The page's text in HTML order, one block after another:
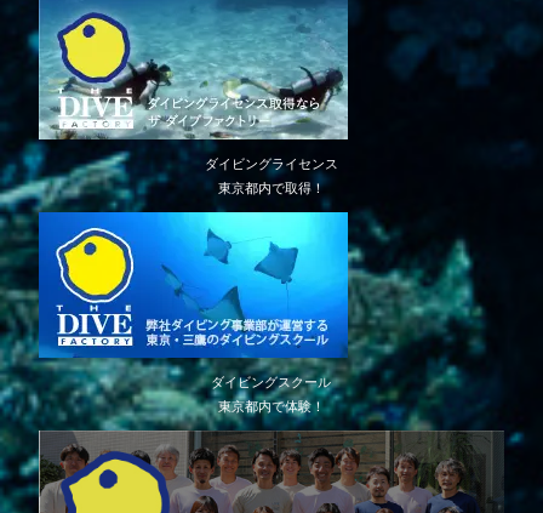
ダイビングライセンス
東京都内で取得！
ダイビングスクール
東京都内で体験！